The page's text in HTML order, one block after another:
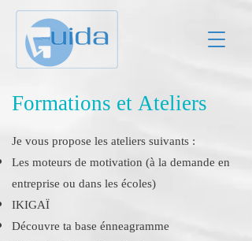
Formations et Ateliers
Je vous propose les ateliers suivants :
Les moteurs de motivation (à la demande en
entreprise ou dans les écoles)
IKIGAÏ
Découvre ta base énneagramme